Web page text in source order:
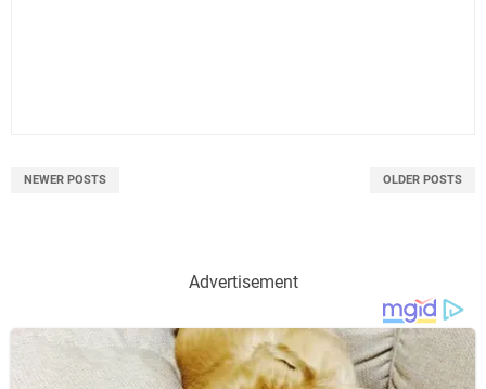
NEWER POSTS OLDER POSTS
Advertisement